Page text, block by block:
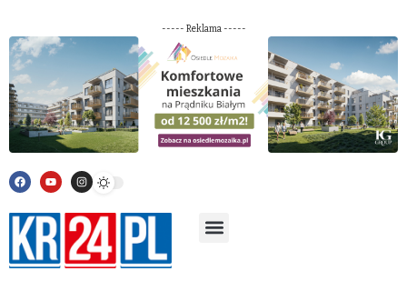
----- Reklama -----